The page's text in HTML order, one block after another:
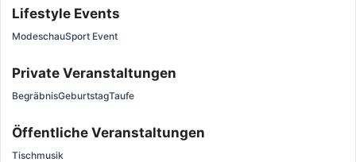
Lifestyle Events
ModeschauSport Event
Private Veranstaltungen
BegräbnisGeburtstagTaufe
Öffentliche Veranstaltungen
Tischmusik